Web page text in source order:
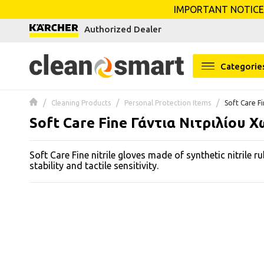
menu
IMPORTANT
Authorized Dealer
Cleaning Products Personal Protection Items Soft Care
Soft Care Fine Γάντια Νιτριλίου
Soft Care Fine nitrile gloves made of synthetic nitrile
stability and tactile sensitivity.